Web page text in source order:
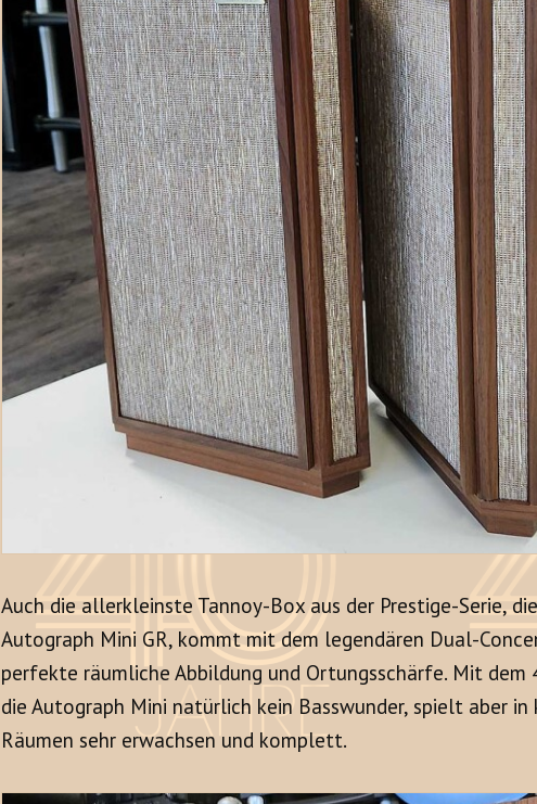
Auch die allerkleinste Tannoy-Box aus der Prestige-Serie,
Autograph Mini GR, kommt mit dem legendären Dual-
perfekte räumliche Abbildung und Ortungsschärfe. Mit dem
die Autograph Mini natürlich kein Basswunder, spielt aber in
Räumen sehr erwachsen und komplett.